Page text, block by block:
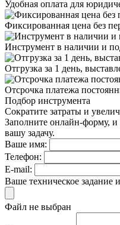
Удобная оплата для
Фиксированная цена без
Инструмент в наличии и
Отгрузка за 1 день,
Отсрочка платежа
Подбор инструмента
Сократите затраты и
Заполните онлайн-форму,
вашу задачу.
Ваше имя:
Телефон:
E-mail:
Ваше техническое задание
Файл не выбран